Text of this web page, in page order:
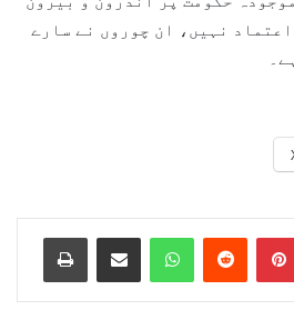
نہیں، ان چوروں نے سارے
Pinterest
Reddit
WhatsApp
Share via Email
Print